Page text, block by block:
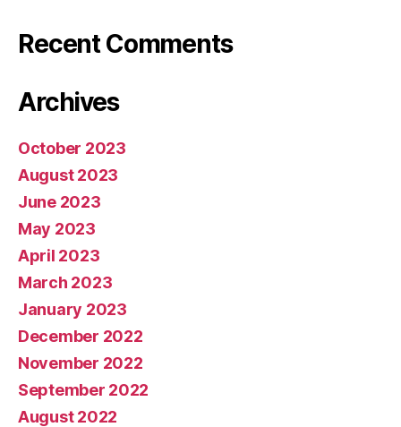
Recent Comments
Archives
October 2023
August 2023
June 2023
May 2023
April 2023
March 2023
January 2023
December 2022
November 2022
September 2022
August 2022